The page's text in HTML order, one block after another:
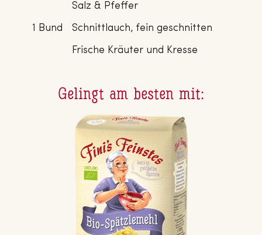
Salz & Pfeffer
1 Bund
Schnittlauch, fein geschnitten
Frische Kräuter und Kresse
Gelingt am besten mit: